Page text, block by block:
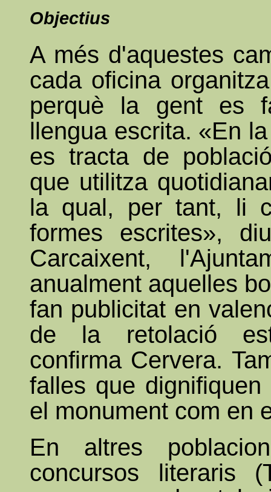
Objectius
A més d'aquestes
cada oficina
perquè la gent es
llengua escrita. «En
es tracta de
que utilitza
la qual, per tant, li
formes escrites»,
Carcaixent,
anualment aquelles
fan publicitat en
de la retolació
confirma Cervera.
falles que
el monument com en
En altres
concursos literaris